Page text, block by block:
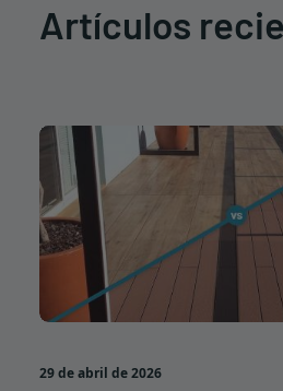
Artículos
29 de abril de 2026